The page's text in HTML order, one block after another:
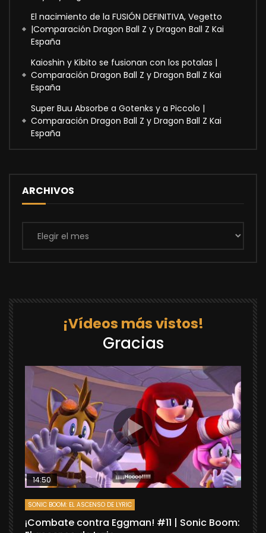
El nacimiento de la FUSIÓN DEFINITIVA, Vegetto
|Comparación Dragon Ball Z y Dragon Ball Z Kai
España
Kaioshin y Kibito se fusionan con los potalas |
Comparación Dragon Ball Z y Dragon Ball Z Kai
España
Super Buu Absorbe a Gotenks y a Piccolo |
Comparación Dragon Ball Z y Dragon Ball Z Kai
España
ARCHIVOS
Archivos
¡Vídeos más vistos!
Gracias
14:50
SONIC BOOM: EL ASCENSO DE LYRIC
¡Combate contra Eggman! #11 | Sonic Boom: